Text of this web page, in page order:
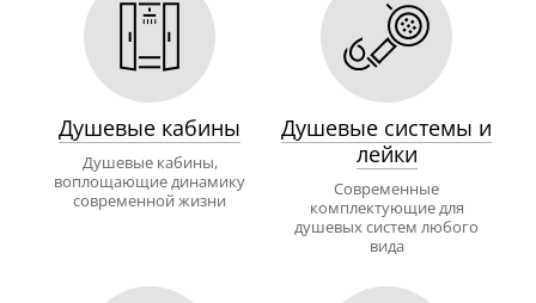
Душевые кабины
Душевые кабины,
воплощающие динамику
современной жизни
Душевые системы и
лейки
Современные
комплектующие для
душевых систем любого
вида